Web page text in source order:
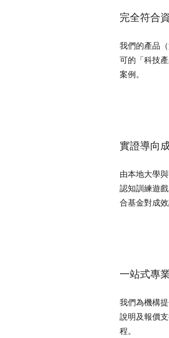
完全符合
我們的產品
可的「科技
案例。
實證導向
由本地大學
認知訓練遊
合基金對成效
一站式專
我們為機構
說明及報價
程。